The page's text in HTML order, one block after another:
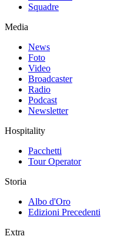
Squadre
Media
News
Foto
Video
Broadcaster
Radio
Podcast
Newsletter
Hospitality
Pacchetti
Tour Operator
Storia
Albo d'Oro
Edizioni Precedenti
Extra